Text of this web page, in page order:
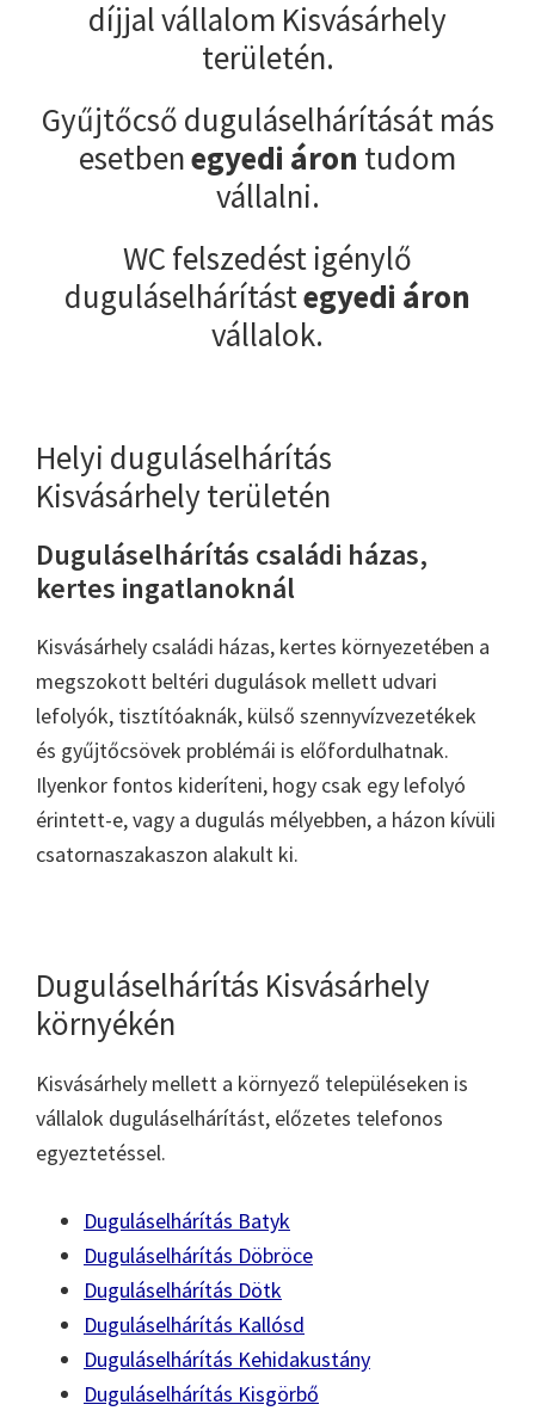
díjjal vállalom Kisvásárhely
területén.
Gyűjtőcső duguláselhárítását más
esetbenegyedi áron tudom
vállalni.
WC felszedést igénylő
duguláselhárítástegyedi áron
vállalok.
Helyi duguláselhárítás
Kisvásárhely területén
Duguláselhárítás családi házas,
kertes ingatlanoknál
Kisvásárhely családi házas, kertes környezetében a
megszokott beltéri dugulások mellett udvari
lefolyók, tisztítóaknák, külső szennyvízvezetékek
és gyűjtőcsövek problémái is előfordulhatnak.
Ilyenkor fontos kideríteni, hogy csak egy lefolyó
érintett-e, vagy a dugulás mélyebben, a házon kívüli
csatornaszakaszon alakult ki.
Duguláselhárítás Kisvásárhely
környékén
Kisvásárhely mellett a környező településeken is
vállalok duguláselhárítást, előzetes telefonos
egyeztetéssel.
Duguláselhárítás Batyk
Duguláselhárítás Döbröce
Duguláselhárítás Dötk
Duguláselhárítás Kallósd
Duguláselhárítás Kehidakustány
Duguláselhárítás Kisgörbő